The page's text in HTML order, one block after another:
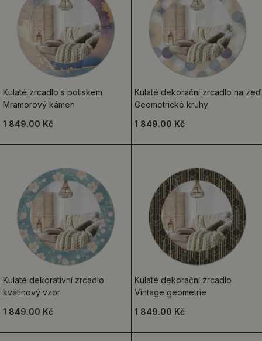
Kulaté zrcadlo s potiskem
Mramorový kámen
1 849.00 Kč
Kulaté dekorační zrcadlo na zeď
Geometrické kruhy
1 849.00 Kč
Kulaté dekorativní zrcadlo
květinový vzor
1 849.00 Kč
Kulaté dekorační zrcadlo
Vintage geometrie
1 849.00 Kč